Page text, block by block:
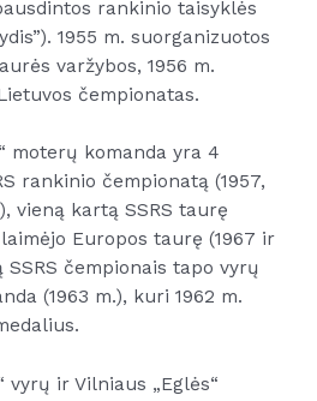
rankinio taisyklės
1955 m. suorganizuotos
varžybos, 1956 m.
čempionatas.
komanda yra 4
rankinio čempionatą (1957,
vieną kartą SSRS taurę
Europos taurę (1967 ir
SSRS čempionais tapo vyrų
(1963 m.), kuri 1962 m.
ir Vilniaus „Eglės“